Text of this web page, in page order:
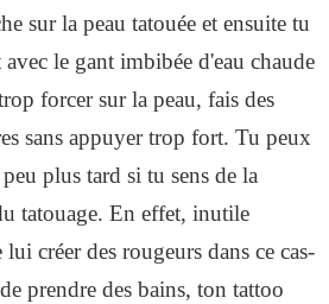
sur la peau tatouée et ensuite tu
le gant imbibée d'eau chaude
forcer sur la peau, fais des
sans appuyer trop fort. Tu peux
plus tard si tu sens de la
tatouage. En effet, inutile
créer des rougeurs dans ce cas-
prendre des bains, ton tattoo